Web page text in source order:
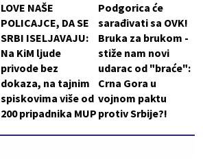
LOVE NAŠE
POLICAJCE, DA SE
SRBI ISELJAVAJU:
Na KiM ljude
privode bez
dokaza, na tajnim
spiskovima više od
200 pripadnika MUP
Podgorica će
sarađivati sa OVK!
Bruka za brukom -
stiže nam novi
udarac od "braće":
Crna Gora u
vojnom paktu
protiv Srbije?!